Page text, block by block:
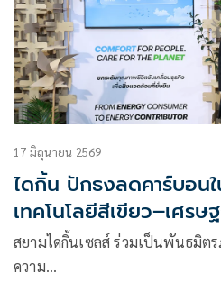
17 มิถุนายน 2569
ไดกิ้น ปักธงลดคาร์บอน
เทคโนโลยีสีเขียว–เศร
สยามไดกิ้นเซลส์ ร่วมเป็นพันธมิต
ความ…